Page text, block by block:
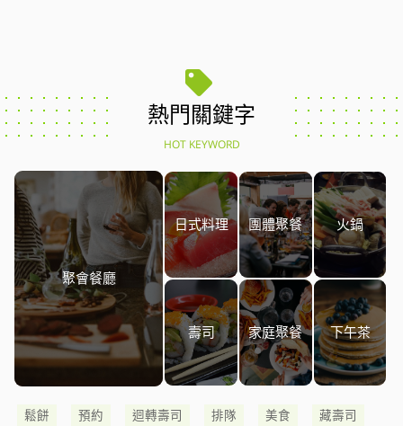
熱門關鍵字
HOT KEYWORD
聚會餐廳
日式料理 團體聚餐 火鍋
壽司 家庭聚餐 下午茶
鬆餅 預約 迴轉壽司 排隊 美食 藏壽司